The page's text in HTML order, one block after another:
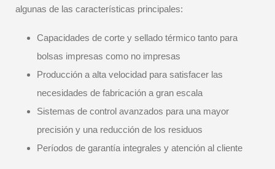
algunas de las características principales:
Capacidades de corte y sellado térmico tanto para
bolsas impresas como no impresas
Producción a alta velocidad para satisfacer las
necesidades de fabricación a gran escala
Sistemas de control avanzados para una mayor
precisión y una reducción de los residuos
Períodos de garantía integrales y atención al cliente